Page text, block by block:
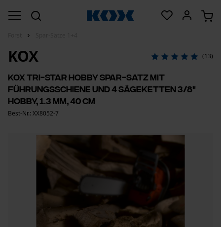
KOX (13)
KOX Tri-Star Hobby Spar-Satz mit
Führungsschiene und 4 Sägeketten 3/8"
Hobby, 1.3 mm, 40 cm
Best-Nr.: XX8052-7